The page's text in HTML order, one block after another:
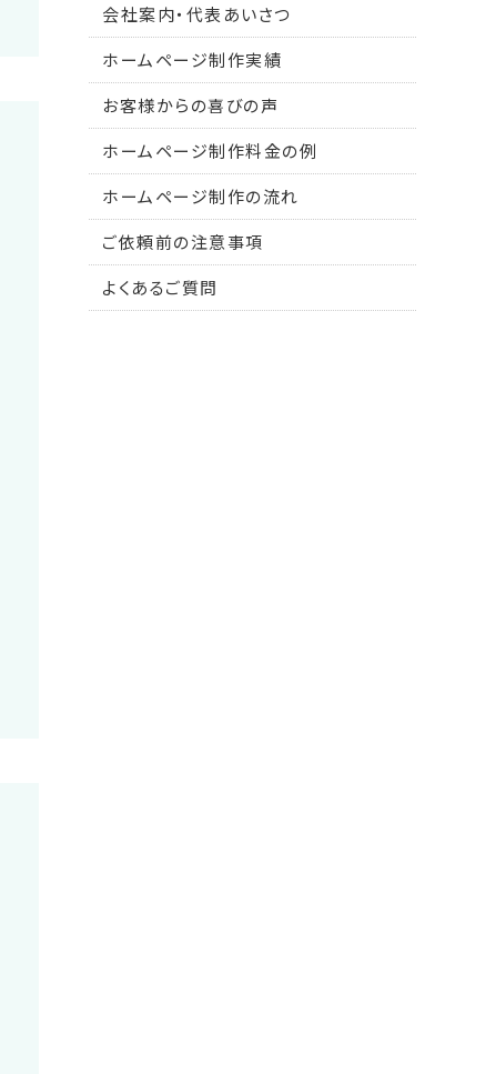
会社案内・代表あいさつ
ホームページ制作実績
お客様からの喜びの声
ホームページ制作料金の例
ホームページ制作の流れ
ご依頼前の注意事項
よくあるご質問